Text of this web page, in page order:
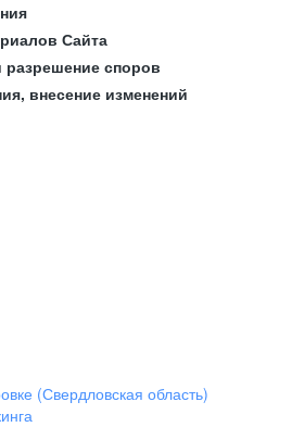
Сайта
споров
внесение изменений
(Свердловская область)